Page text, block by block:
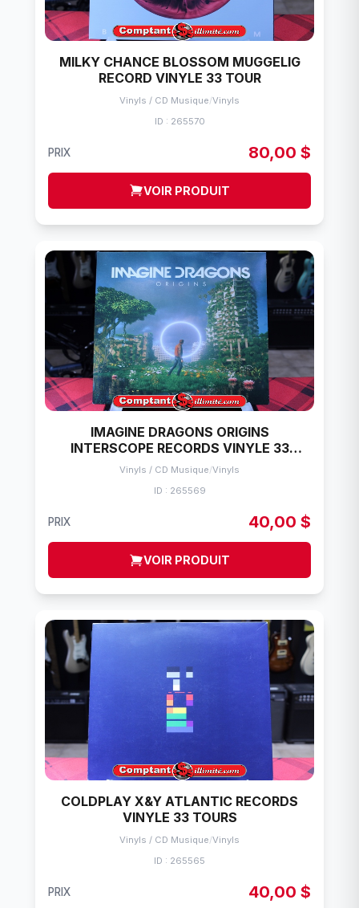
MILKY CHANCE BLOSSOM MUGGELIG
RECORD VINYLE 33 TOUR
Vinyls / CD Musique/Vinyls
ID : 265570
PRIX 80,00 $
VOIR PRODUIT
IMAGINE DRAGONS ORIGINS
INTERSCOPE RECORDS VINYLE 33
TOURS
Vinyls / CD Musique/Vinyls
ID : 265569
PRIX 40,00 $
VOIR PRODUIT
COLDPLAY X&Y ATLANTIC RECORDS
VINYLE 33 TOURS
Vinyls / CD Musique/Vinyls
ID : 265565
PRIX 40,00 $